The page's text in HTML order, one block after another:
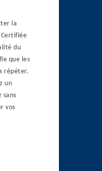
la
du
que les
répéter.
un
sans
vos